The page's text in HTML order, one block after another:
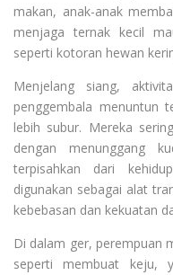
makan, anak-anak
menjaga ternak kecil
seperti kotoran hewan
Menjelang siang,
penggembala menuntun
lebih subur. Mereka
dengan menunggang
terpisahkan dari
digunakan sebagai alat
kebebasan dan kekuatan
Di dalam ger, perempuan
seperti membuat keju,